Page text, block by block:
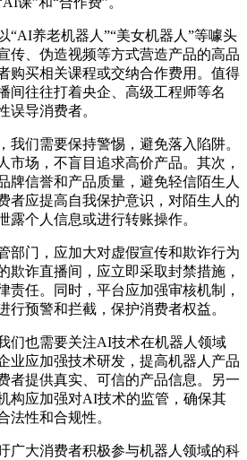
养老机器人”“美女机器人”等噱头
传、伪造视频等方式营造产品的高品
购买相关课程或交纳合作费用。值得
间往往打着央企、高级工程师等名
误导消费者。
们需要保持警惕，避免落入陷阱。
市场，不盲目追求高价产品。其次，
牌信誉和产品质量，避免轻信陌生人
者应提高自我保护意识，对陌生人的
露个人信息或进行转账操作。
门，应加大对虚假宣传和欺诈行为
欺诈直播间，应立即采取封禁措施，
责任。同时，平台应加强审核机制，
行预警和拦截，保护消费者权益。
也需要关注AI技术在机器人领域
业应加强技术研发，提高机器人产品
者提供真实、可信的产品信息。另一
构应加强对AI技术的监管，确保其
法性和合规性。
大消费者积极参与机器人领域的科